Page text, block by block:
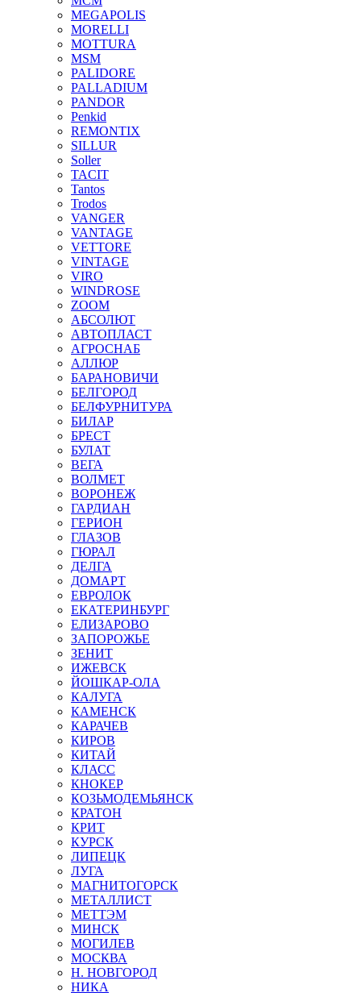
MEGAPOLIS
MORELLI
MOTTURA
MSM
PALIDORE
PALLADIUM
PANDOR
Penkid
REMONTIX
SILLUR
Soller
TACIT
Tantos
Trodos
VANGER
VANTAGE
VETTORE
VINTAGE
VIRO
WINDROSE
ZOOM
АБСОЛЮТ
АВТОПЛАСТ
АГРОСНАБ
АЛЛЮР
БАРАНОВИЧИ
БЕЛГОРОД
БЕЛФУРНИТУРА
БИЛАР
БРЕСТ
БУЛАТ
ВЕГА
ВОЛМЕТ
ВОРОНЕЖ
ГАРДИАН
ГЕРИОН
ГЛАЗОВ
ГЮРАЛ
ДЕЛГА
ДОМАРТ
ЕВРОЛОК
ЕКАТЕРИНБУРГ
ЕЛИЗАРОВО
ЗАПОРОЖЬЕ
ЗЕНИТ
ИЖЕВСК
ЙОШКАР-ОЛА
КАЛУГА
КАМЕНСК
КАРАЧЕВ
КИРОВ
КИТАЙ
КЛАСС
КНОКЕР
КОЗЬМОДЕМЬЯНСК
КРАТОН
КРИТ
КУРСК
ЛИПЕЦК
ЛУГА
МАГНИТОГОРСК
МЕТАЛЛИСТ
МЕТТЭМ
МИНСК
МОГИЛЕВ
МОСКВА
Н. НОВГОРОД
НИКА